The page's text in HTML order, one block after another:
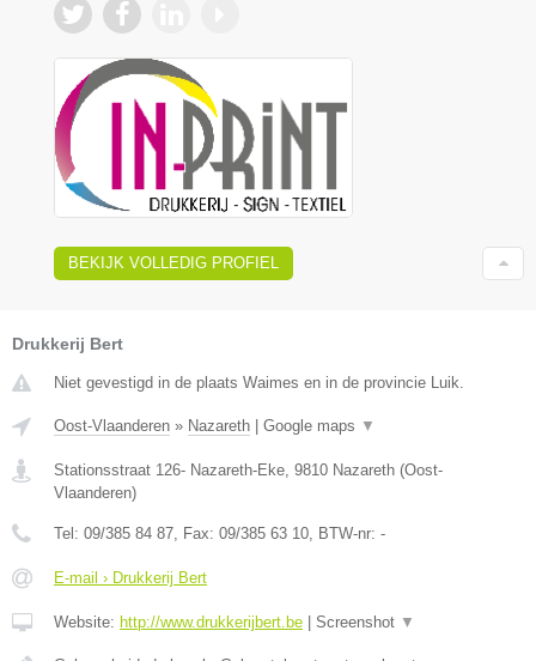
BEKIJK VOLLEDIG PROFIEL
Drukkerij Bert
Niet gevestigd in de plaats Waimes en in de provincie Luik.
Oost-Vlaanderen » Nazareth Google maps ▼
Stationsstraat 126- Nazareth-Eke, 9810 Nazareth (Oost-
Vlaanderen)
Tel: 09/385 84 87, Fax: 09/385 63 10, BTW-nr: -
E-mail › Drukkerij Bert
Website: http://www.drukkerijbert.be Screenshot ▼